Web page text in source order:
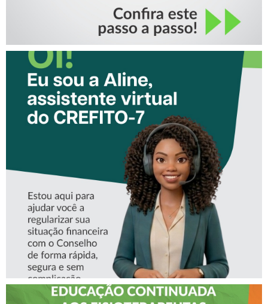
CONHEÇA A ‘ALINE’,
ASSISTENTE VIRTUAL DO
CREFITO-7